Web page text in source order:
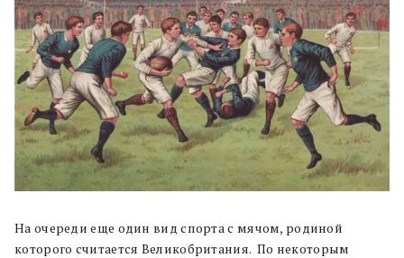
На очереди еще один вид спорта с мячом, родиной
которого считается Великобритания. По некоторым